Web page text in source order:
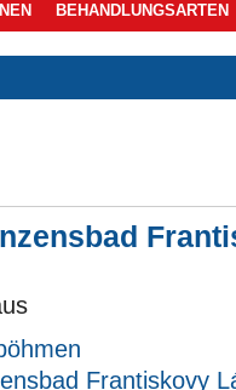
BEHANDLUNGSARTEN
Frantiskovy